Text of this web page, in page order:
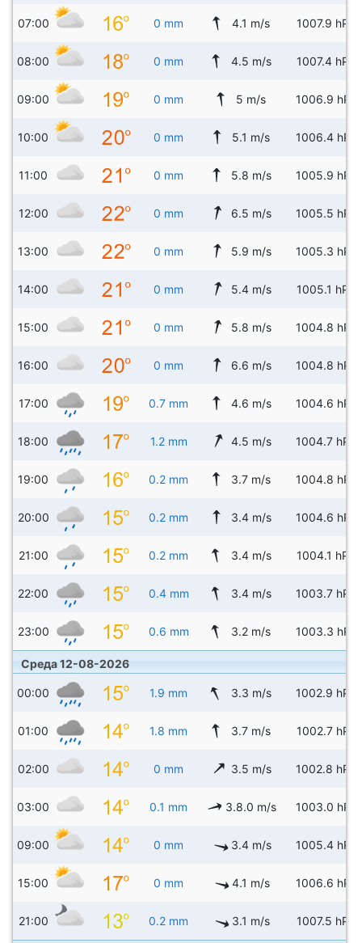
07:00 0 mm 4.1 m/s 1007.9 hPa
08:00 0 mm 4.5 m/s 1007.4 hPa
09:00 0 mm 5 m/s 1006.9 hPa
10:00 0 mm 5.1 m/s 1006.4 hPa
11:00 0 mm 5.8 m/s 1005.9 hPa
12:00 0 mm 6.5 m/s 1005.5 hPa
13:00 0 mm 5.9 m/s 1005.3 hPa
14:00 0 mm 5.4 m/s 1005.1 hPa
15:00 0 mm 5.8 m/s 1004.8 hPa
16:00 0 mm 6.6 m/s 1004.8 hPa
17:00 0.7 mm 4.6 m/s 1004.6 hPa
18:00 1.2 mm 4.5 m/s 1004.7 hPa
19:00 0.2 mm 3.7 m/s 1004.8 hPa
20:00 0.2 mm 3.4 m/s 1004.6 hPa
21:00 0.2 mm 3.4 m/s 1004.1 hPa
22:00 0.4 mm 3.4 m/s 1003.7 hPa
23:00 0.6 mm 3.2 m/s 1003.3 hPa
Среда 12-08-2026
00:00 1.9 mm 3.3 m/s 1002.9 hPa
01:00 1.8 mm 3.7 m/s 1002.7 hPa
02:00 0 mm 3.5 m/s 1002.8 hPa
03:00 0.1 mm 3.8.0 m/s 1003.0 hPa
09:00 0 mm 3.4 m/s 1005.4 hPa
15:00 0 mm 4.1 m/s 1006.6 hPa
21:00 0.2 mm 3.1 m/s 1007.5 hPa